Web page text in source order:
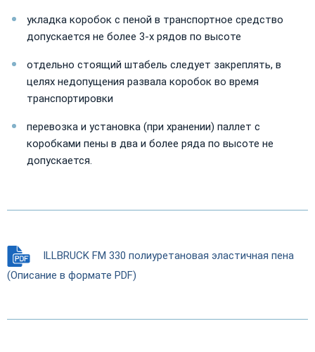
укладка коробок с пеной в транспортное средство
допускается не более 3-х рядов по высоте
отдельно стоящий штабель следует закреплять, в
целях недопущения развала коробок во время
транспортировки
перевозка и установка (при хранении) паллет с
коробками пены в два и более ряда по высоте не
допускается.
ILLBRUCK FM 330 полиуретановая эластичная пена
(Описание в формате PDF)